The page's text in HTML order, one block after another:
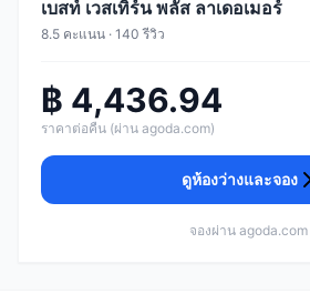
เบสท์ เวสเทิร์น พลัส ลาเดอเมอร์
8.5 คะแนน · 140 รีวิว
฿ 4,436.94
ราคาต่อคืน (ผ่าน agoda.com)
ดูห้องว่างและจอง
จองผ่าน agoda.com